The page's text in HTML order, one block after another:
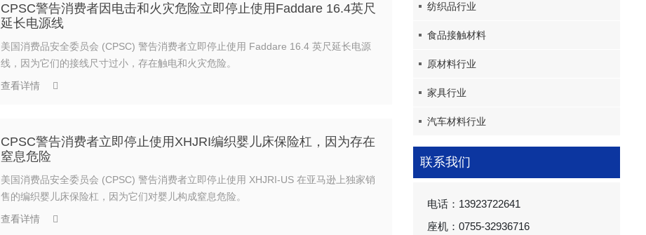
CPSC警告消费者因电击和火灾危险立即停止使用Faddare 16.4英尺
延长电源线
美国消费品安全委员会 (CPSC) 警告消费者立即停止使用 Faddare 16.4 英尺延长电源
线，因为它们的接线尺寸过小，存在触电和火灾危险。
查看详情
CPSC警告消费者立即停止使用XHJRI编织婴儿床保险杠，因为存在
窒息危险
美国消费品安全委员会 (CPSC) 警告消费者立即停止使用 XHJRI-US 在亚马逊上独家销
售的编织婴儿床保险杠，因为它们对婴儿构成窒息危险。
查看详情
纺织品行业
食品接触材料
原材料行业
家具行业
汽车材料行业
联系我们
电话：13923722641
座机：0755-32936716